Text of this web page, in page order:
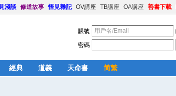
淺談 修道故事 悟見雜記 OV講座 TB講座 OA講座 善書下載
賬號
密碼
經典 道義 天命書 简繁